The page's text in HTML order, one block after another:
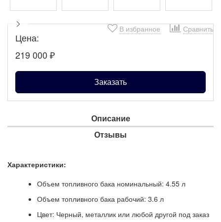
В избранное Сравнить
Цена:
219 000 ₽
Заказать
Описание
Отзывы
Характеристики:
Объем топливного бака номинальный: 4.55 л
Объем топливного бака рабочий: 3.6 л
Цвет: Черный, металлик или любой другой под заказ